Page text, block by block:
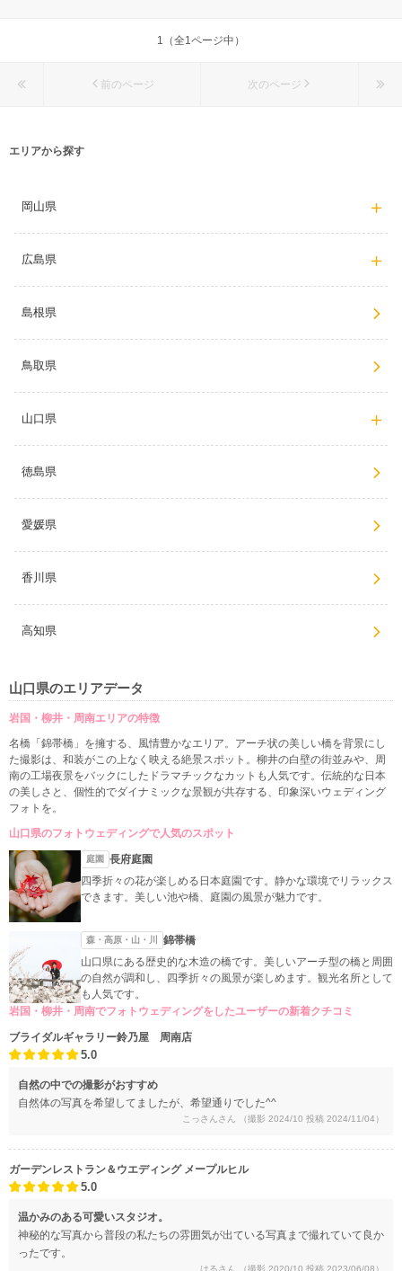
1（全1ページ中）
前のページ 次のページ
エリアから探す
岡山県
広島県
島根県
鳥取県
山口県
徳島県
愛媛県
香川県
高知県
山口県のエリアデータ
岩国・柳井・周南エリアの特徴
名橋「錦帯橋」を擁する、風情豊かなエリア。アーチ状の美しい橋を背景にし
た撮影は、和装がこの上なく映える絶景スポット。柳井の白壁の街並みや、周
南の工場夜景をバックにしたドラマチックなカットも人気です。伝統的な日本
の美しさと、個性的でダイナミックな景観が共存する、印象深いウェディング
フォトを。
山口県のフォトウェディングで人気のスポット
庭園
長府庭園
四季折々の花が楽しめる日本庭園です。静かな環境でリラックス
できます。美しい池や橋、庭園の風景が魅力です。
森・高原・山・川
錦帯橋
山口県にある歴史的な木造の橋です。美しいアーチ型の橋と周囲
の自然が調和し、四季折々の風景が楽しめます。観光名所として
も人気です。
岩国・柳井・周南でフォトウェディングをしたユーザーの新着クチコミ
ブライダルギャラリー鈴乃屋 周南店
5.0
自然の中での撮影がおすすめ
自然体の写真を希望してましたが、希望通りでした^^
こっさんさん （撮影 2024/10 投稿 2024/11/04）
ガーデンレストラン＆ウエディング メープルヒル
5.0
温かみのある可愛いスタジオ。
神秘的な写真から普段の私たちの雰囲気が出ている写真まで撮れていて良か
ったです。